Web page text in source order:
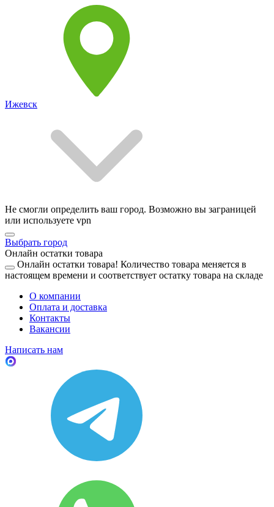
Ижевск
Не смогли определить ваш город. Возможно вы заграницей
или используете vpn
Выбрать город
Онлайн остатки товара
Онлайн остатки товара! Количество товара меняется в
настоящем времени и соответствует остатку товара на складе
О компании
Оплата и доставка
Контакты
Вакансии
Написать нам